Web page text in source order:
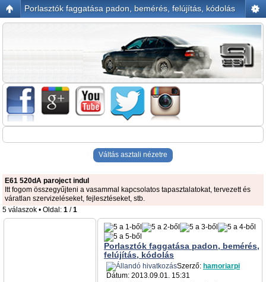
Porlasztók faggatása padon, bemérés, felújítás, kódolás
Váltás asztali nézetre
E61 520dA paroject indul
Itt fogom összegyűjteni a vasammal kapcsolatos tapasztalatokat, tervezett és
váratlan szervizeléseket, fejlesztéseket, stb.
5 válaszok • Oldal: 1 /1
Porlasztók faggatása padon, bemérés,
felújítás, kódolás
Szerző: hamoriarpi
Dátum: 2013.09.01. 15:31